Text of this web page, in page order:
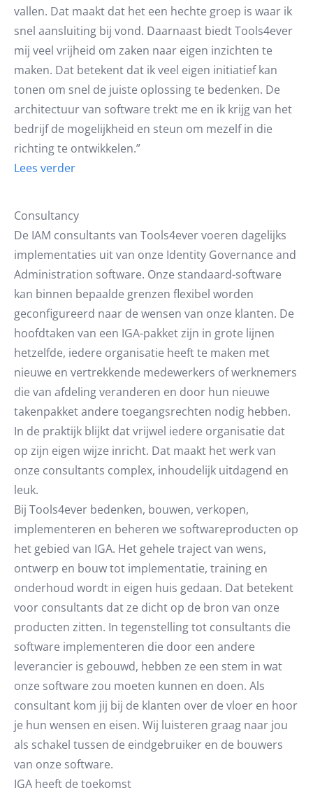
vallen. Dat maakt dat het een hechte groep is waar ik
snel aansluiting bij vond. Daarnaast biedt Tools4ever
mij veel vrijheid om zaken naar eigen inzichten te
maken. Dat betekent dat ik veel eigen initiatief kan
tonen om snel de juiste oplossing te bedenken. De
architectuur van software trekt me en ik krijg van het
bedrijf de mogelijkheid en steun om mezelf in die
richting te ontwikkelen.”
Lees verder
Consultancy
De IAM consultants van Tools4ever voeren dagelijks
implementaties uit van onze Identity Governance and
Administration software. Onze standaard-software
kan binnen bepaalde grenzen flexibel worden
geconfigureerd naar de wensen van onze klanten. De
hoofdtaken van een IGA-pakket zijn in grote lijnen
hetzelfde, iedere organisatie heeft te maken met
nieuwe en vertrekkende medewerkers of werknemers
die van afdeling veranderen en door hun nieuwe
takenpakket andere toegangsrechten nodig hebben.
In de praktijk blijkt dat vrijwel iedere organisatie dat
op zijn eigen wijze inricht. Dat maakt het werk van
onze consultants complex, inhoudelijk uitdagend en
leuk.
Bij Tools4ever bedenken, bouwen, verkopen,
implementeren en beheren we softwareproducten op
het gebied van IGA. Het gehele traject van wens,
ontwerp en bouw tot implementatie, training en
onderhoud wordt in eigen huis gedaan. Dat betekent
voor consultants dat ze dicht op de bron van onze
producten zitten. In tegenstelling tot consultants die
software implementeren die door een andere
leverancier is gebouwd, hebben ze een stem in wat
onze software zou moeten kunnen en doen. Als
consultant kom jij bij de klanten over de vloer en hoor
je hun wensen en eisen. Wij luisteren graag naar jou
als schakel tussen de eindgebruiker en de bouwers
van onze software.
IGA heeft de toekomst